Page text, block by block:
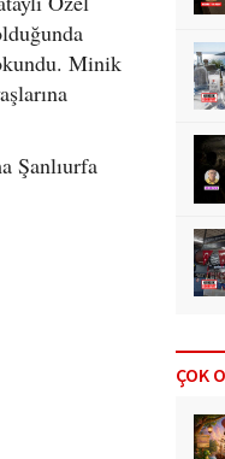
Minik
Şanlıurfa
ÇOK